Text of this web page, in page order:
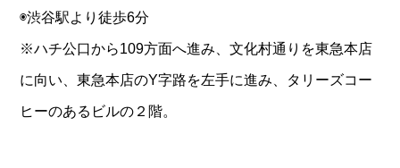
◉渋谷駅より徒歩6分
※ハチ公口から109方面へ進み、文化村通りを東急本店
に向い、東急本店のY字路を左手に進み、タリーズコー
ヒーのあるビルの２階。